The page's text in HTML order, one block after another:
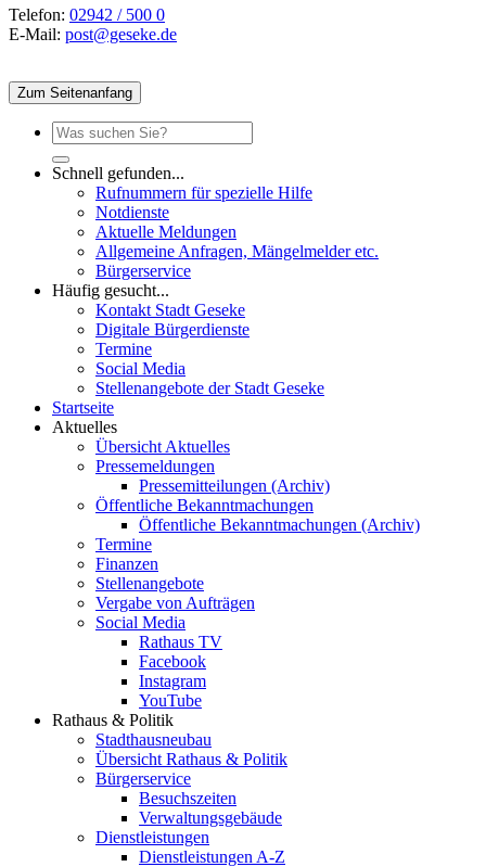
Telefon: 02942 / 500 0
E-Mail: post@geseke.de
Zum Seitenanfang
Schnell gefunden...
Rufnummern für spezielle Hilfe
Notdienste
Aktuelle Meldungen
Allgemeine Anfragen, Mängelmelder etc.
Bürgerservice
Häufig gesucht...
Kontakt Stadt Geseke
Digitale Bürgerdienste
Termine
Social Media
Stellenangebote der Stadt Geseke
Startseite
Aktuelles
Übersicht Aktuelles
Pressemeldungen
Pressemitteilungen (Archiv)
Öffentliche Bekanntmachungen
Öffentliche Bekanntmachungen (Archiv)
Termine
Finanzen
Stellenangebote
Vergabe von Aufträgen
Social Media
Rathaus TV
Facebook
Instagram
YouTube
Rathaus & Politik
Stadthausneubau
Übersicht Rathaus & Politik
Bürgerservice
Besuchszeiten
Verwaltungsgebäude
Dienstleistungen
Dienstleistungen A-Z